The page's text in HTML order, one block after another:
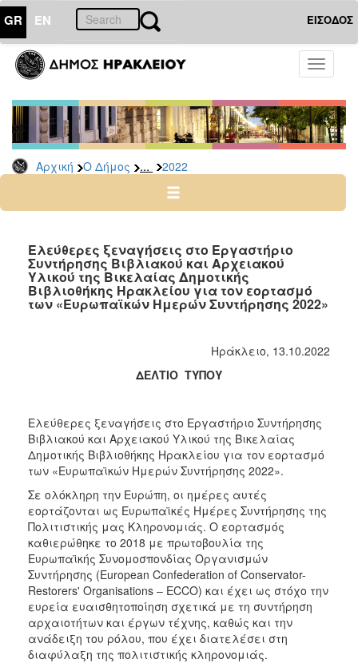
GR EN ΕΙΣΟΔΟΣ
Toggle
Αρχική Ο Δήμος ... 2022
ΔΗΜΟΣ
Δελτία
Τύπου
Αρχείο
2026
2024
2022
2021
2020
2015
2013
2012
2011
2010
2006
ΤΟΠΟΣ
Ελεύθερες ξεναγήσεις στο Εργαστήριο
Συντήρησης Βιβλιακού και Αρχειακού
Υλικού της Βικελαίας Δημοτικής
Βιβλιοθήκης Ηρακλείου για τον εορτασμό
των «Ευρωπαϊκών Ημερών Συντήρησης 2022»
Ηράκλειο, 13.10.2022
ΔΕΛΤΙΟ ΤΥΠΟΥ
Ελεύθερες ξεναγήσεις στο Εργαστήριο Συντήρησης
Βιβλιακού και Αρχειακού Υλικού της Βικελαίας
Δημοτικής Βιβλιοθήκης Ηρακλείου για τον εορτασμό
των «Ευρωπαϊκών Ημερών Συντήρησης 2022».
Σε ολόκληρη την Ευρώπη, οι ημέρες αυτές
εορτάζονται ως Ευρωπαϊκές Ημέρες Συντήρησης της
Πολιτιστικής μας Κληρονομιάς. Ο εορτασμός
καθιερώθηκε το 2018 με πρωτοβουλία της
Ευρωπαϊκής Συνομοσπονδίας Οργανισμών
Συντήρησης (European Confederation of Conservator-
Restorers' Organisations ‒ ECCO) και έχει ως στόχο την
ευρεία ευαισθητοποίηση σχετικά με τη συντήρηση
αρχαιοτήτων και έργων τέχνης, καθώς και την
ανάδειξη του ρόλου, που έχει διατελέσει στη
διαφύλαξη της πολιτιστικής κληρονομιάς.